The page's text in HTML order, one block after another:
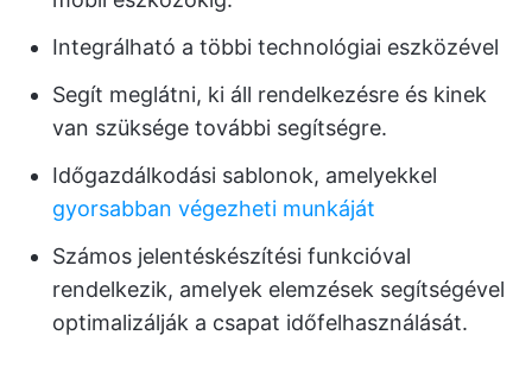
Integrálható a többi technológiai eszközével
Segít meglátni, ki áll rendelkezésre és kinek
van szüksége további segítségre.
Időgazdálkodási sablonok, amelyekkel
gyorsabban végezheti munkáját
Számos jelentéskészítési funkcióval
rendelkezik, amelyek elemzések segítségével
optimalizálják a csapat időfelhasználását.